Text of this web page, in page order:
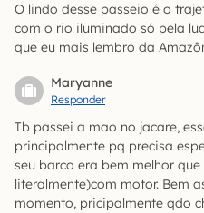
O lindo desse passeio é o
com o rio iluminado só pela
que eu mais lembro da
Maryanne
Responder
Tb passei a mao no jacare,
principalmente pq precisa
seu barco era bem melhor
literalmente)com motor. Bem
momento, pricipalmente qdo